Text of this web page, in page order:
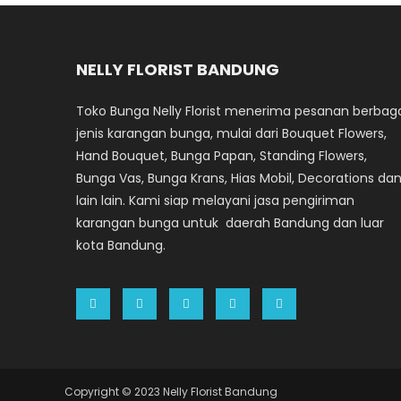
NELLY FLORIST BANDUNG
Toko Bunga Nelly Florist menerima pesanan
jenis karangan bunga, mulai dari Bouquet Flowers,
Hand Bouquet, Bunga Papan, Standing Flowers,
Bunga Vas, Bunga Krans, Hias Mobil, Decorations dan
lain lain. Kami siap melayani jasa pengiriman
karangan bunga untuk daerah Bandung dan luar
kota Bandung.
Copyright © 2023 Nelly Florist Bandung